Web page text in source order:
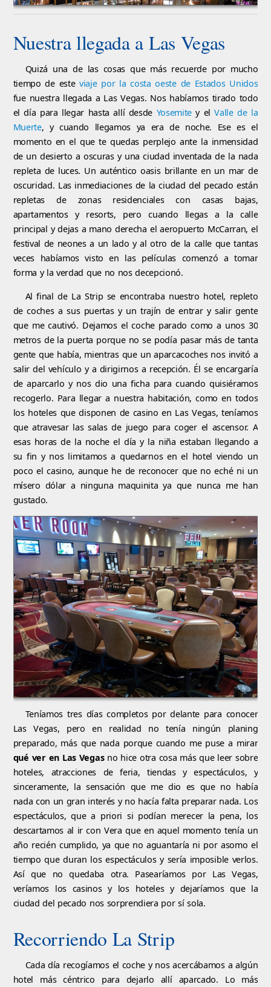
Nuestra llegada a Las Vegas
Quizá una de las cosas que más recuerde por mucho
tiempo de esteviaje por la costa oeste de Estados Unidos
fue nuestra llegada a Las Vegas. Nos habíamos tirado todo
el día para llegar hasta allí desde Yosemitey elValle de la
Muerte, y cuando llegamos ya era de noche. Ese es el
momento en el que te quedas perplejo ante la inmensidad
de un desierto a oscuras y una ciudad inventada de la nada
repleta de luces. Un auténtico oasis brillante en un mar de
oscuridad. Las inmediaciones de la ciudad del pecado están
repletas de zonas residenciales con casas bajas,
apartamentos y resorts, pero cuando llegas a la calle
principal y dejas a mano derecha el aeropuerto McCarran, el
festival de neones a un lado y al otro de la calle que tantas
veces habíamos visto en las películas comenzó a tomar
forma y la verdad que no nos decepcionó.
Al final de La Strip se encontraba nuestro hotel, repleto
de coches a sus puertas y un trajín de entrar y salir gente
que me cautivó. Dejamos el coche parado como a unos 30
metros de la puerta porque no se podía pasar más de tanta
gente que había, mientras que un aparcacoches nos invitó a
salir del vehículo y a dirigirnos a recepción. Él se encargaría
de aparcarlo y nos dio una ficha para cuando quisiéramos
recogerlo. Para llegar a nuestra habitación, como en todos
los hoteles que disponen de casino en Las Vegas, teníamos
que atravesar las salas de juego para coger el ascensor. A
esas horas de la noche el día y la niña estaban llegando a
su fin y nos limitamos a quedarnos en el hotel viendo un
poco el casino, aunque he de reconocer que no eché ni un
mísero dólar a ninguna maquinita ya que nunca me han
gustado.
Teníamos tres días completos por delante para conocer
Las Vegas, pero en realidad no tenía ningún planing
preparado, más que nada porque cuando me puse a mirar
qué ver en Las Vegasno hice otra cosa más que leer sobre
hoteles, atracciones de feria, tiendas y espectáculos, y
sinceramente, la sensación que me dio es que no había
nada con un gran interés y no hacía falta preparar nada. Los
espectáculos, que a priori si podían merecer la pena, los
descartamos al ir con Vera que en aquel momento tenía un
año recién cumplido, ya que no aguantaría ni por asomo el
tiempo que duran los espectáculos y sería imposible verlos.
Así que no quedaba otra. Pasearíamos por Las Vegas,
veríamos los casinos y los hoteles y dejaríamos que la
ciudad del pecado nos sorprendiera por sí sola.
Recorriendo La Strip
Cada día recogíamos el coche y nos acercábamos a algún
hotel más céntrico para dejarlo allí aparcado. Lo más